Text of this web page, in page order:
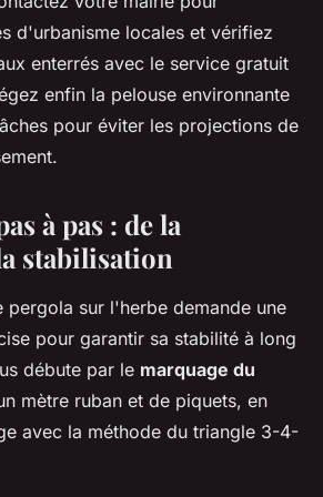
d'urbanisme locales et vérifiez
enterrés avec le service gratuit
enfin la pelouse environnante
pour éviter les projections de
à pas : de la
stabilisation
pergola sur l'herbe demande une
pour garantir sa stabilité à long
débute par le marquage du
mètre ruban et de piquets, en
avec la méthode du triangle 3-4-